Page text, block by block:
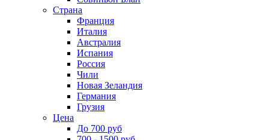
Страна
Франция
Италия
Австралия
Испания
Россия
Чили
Новая Зеландия
Германия
Грузия
Цена
До 700 руб